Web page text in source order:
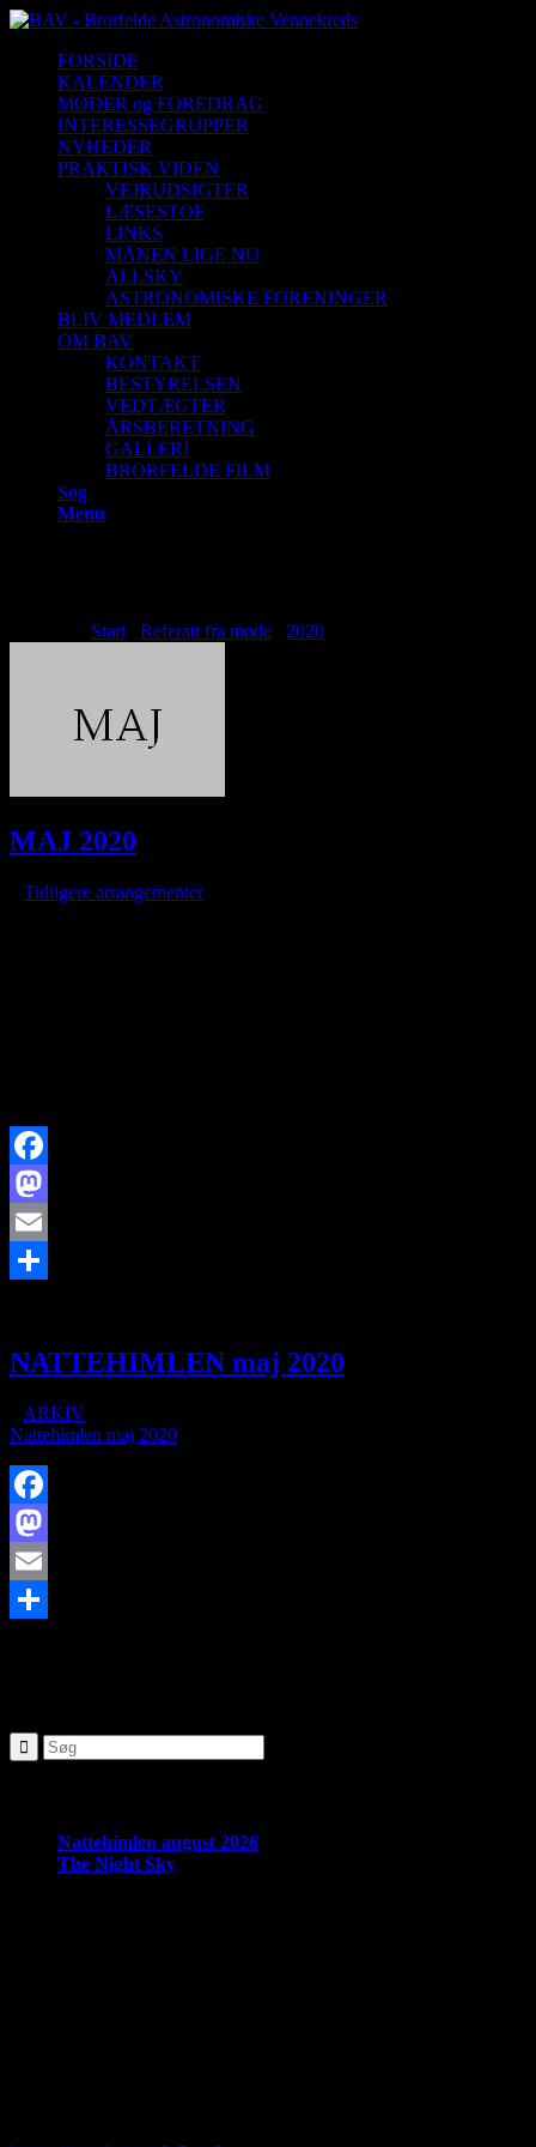
FORSIDE
KALENDER
MØDER og FOREDRAG
INTERESSEGRUPPER
NYHEDER
PRAKTISK VIDEN
VEJRUDSIGTER
LÆSESTOF
LINKS
MÅNEN LIGE NU
ALLSKY
ASTRONOMISKE FORENINGER
BLIV MEDLEM
OM BAV
KONTAKT
BESTYRELSEN
VEDTÆGTER
ÅRSBERETNING
GALLERI
BRORFELDE FILM
Søg
Menu
Start Referatt fra møde 2020
MAJ 2020
Tidligere arrangementer
Facebook
Mastodon
Email
NATTEHIMLEN maj 2020
ARKIV
Nattehimlen maj 2020
Facebook
Mastodon
Email
Nattehimlen august 2026
The Night Sky